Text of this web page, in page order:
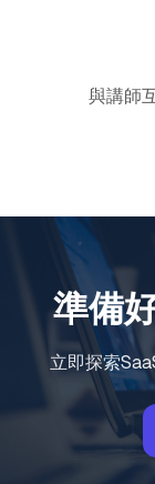
與講師
準備
立即探索